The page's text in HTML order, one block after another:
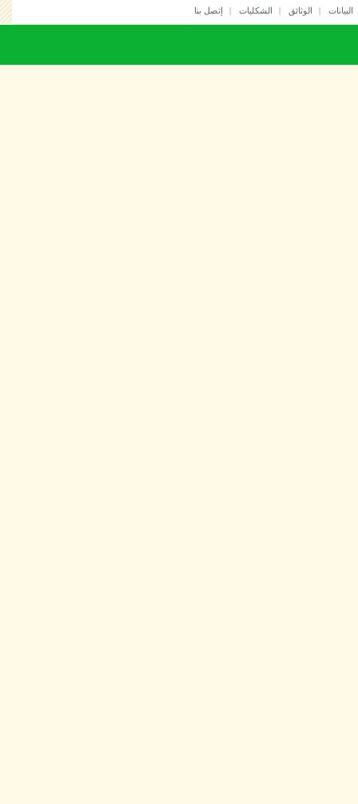
الوثائق الشكليات إتصل بنا